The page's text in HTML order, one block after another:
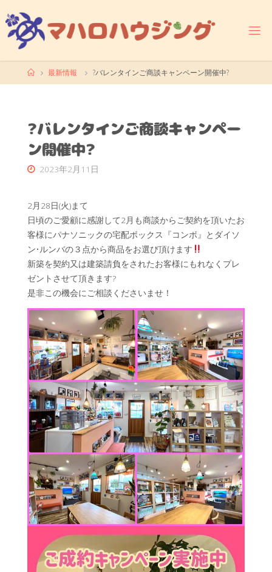
ン
テ
ホ
ー
最新情報 ?バレンタインご商談キャンペーン開催中?
?バレンタインご商談キャンペー
ン開催中?
2023年2月11日
2月28日(火)まて
日頃のご愛顧に感謝して2月も商談からご契約を頂いたお
客様にパナソニックの宅配ボックス『コンボ』とダイソ
ン•ルンバの３点から商品をお選び頂けます
新築を契約又は建築請負をされたお客様にもれなくプレ
ゼントさせて頂きます?
是非この機会にご相談くださいませ！